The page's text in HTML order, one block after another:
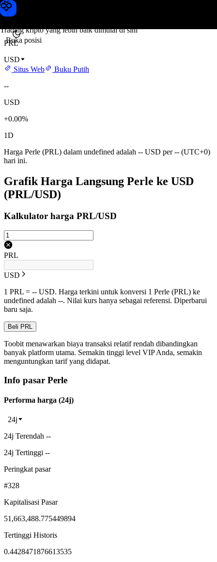
Trading kripto yang lebih baik dimulai di sini
Buka posisi
Harga Perle
PRL
USD
Situs Web
Buku Putih
--
USD
+0.00%
1D
Harga Perle (PRL) dalam undefined adalah -- USD per -- (UTC+0)
hari ini.
Grafik Harga Langsung Perle ke USD
(PRL/USD)
Kalkulator harga PRL/USD
PRL
USD
1 PRL = -- USD. Harga terkini untuk konversi 1 Perle (PRL) ke
undefined adalah --. Nilai kurs hanya sebagai referensi. Diperbarui
baru saja.
Beli PRL
Toobit menawarkan biaya transaksi relatif rendah dibandingkan
banyak platform utama. Semakin tinggi level VIP Anda, semakin
menguntungkan tarif yang didapat.
Info pasar Perle
Performa harga (24j)
24j
24j Terendah --
24j Tertinggi --
Peringkat pasar
#328
Kapitalisasi Pasar
51,663,488.775449894
Tertinggi Historis
0.4428471876613535